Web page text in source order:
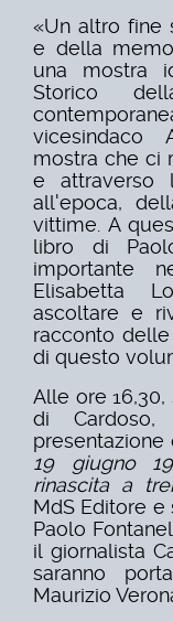
«Un altro fine
e della
una mostra
Storico
vicesindaco
mostra che ci
e attraverso
all'epoca,
vittime. A
libro di
importante
Elisabetta
ascoltare e
racconto
di questo
Alle ore
di
presentazione
19 giugno
rinascita a
MdS Editore e
Paolo
il giornalista
saranno
Maurizio